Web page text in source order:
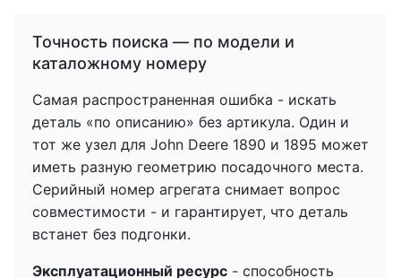
Точность поиска — по модели и
каталожному номеру
Самая распространенная ошибка - искать
деталь «по описанию» без артикула. Один и
тот же узел для John Deere 1890 и 1895 может
иметь разную геометрию посадочного места.
Серийный номер агрегата снимает вопрос
совместимости - и гарантирует, что деталь
встанет без подгонки.
Эксплуатационный ресурс - способность